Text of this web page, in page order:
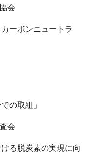
会
ーボンニュートラ
の取組」
会
る脱炭素の実現に向